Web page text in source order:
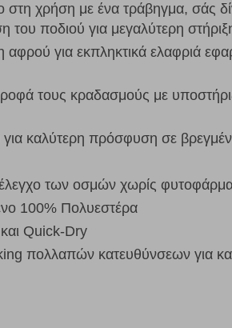
χρήση με ένα τράβηγμα, σάς
ποδιού για μεγαλύτερη
για εκπληκτικά ελαφριά
τους κραδασμούς με
καλύτερη πρόσφυση σε
των οσμών χωρίς
100% Πολυεστέρα
Quick-Dry
πολλαπών κατευθύνσεων για